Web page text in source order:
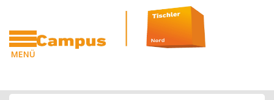
MENÜ
Zum Hauptinhalt
Blöcke